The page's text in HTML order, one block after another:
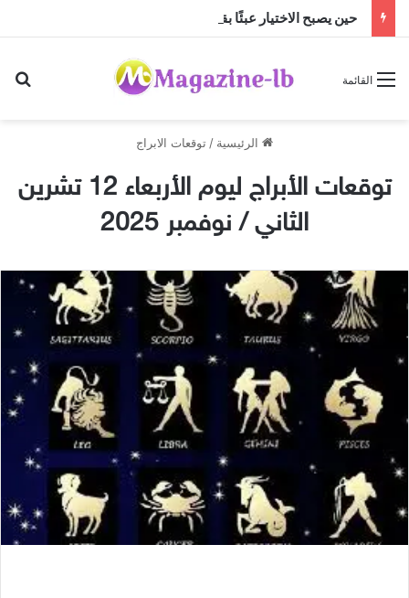
حين يصبح الاختيار عبئًا بقلم د. خالد السلامي
القائمة
الرئيسية / توقعات الابراج
توقعات الأبراج ليوم الأربعاء 12 تشرين
الثاني / نوفمبر 2025